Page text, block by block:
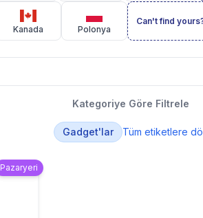
Kanada Polonya
Can't find
Kategoriye Göre Filtrele
Gadget'lar Tüm etiketlere
Pazaryeri